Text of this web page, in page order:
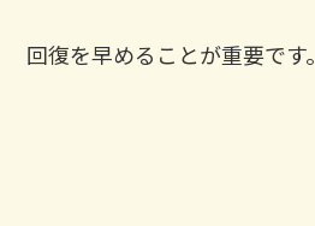
回復を早めることが重要です。